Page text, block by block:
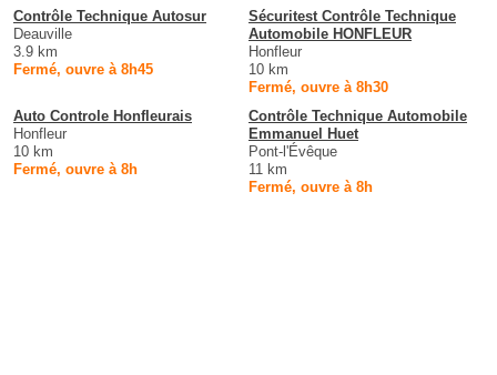
Contrôle Technique Autosur
Deauville
3.9 km
Fermé, ouvre à 8h45
Sécuritest Contrôle Technique
Automobile HONFLEUR
Honfleur
10 km
Fermé, ouvre à 8h30
Auto Controle Honfleurais
Honfleur
10 km
Fermé, ouvre à 8h
Contrôle Technique Automobile
Emmanuel Huet
Pont-l'Évêque
11 km
Fermé, ouvre à 8h